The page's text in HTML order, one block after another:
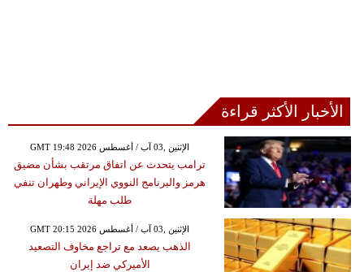
الأخبار الأكثر قراءة
GMT 19:48 2026 الإثنين ,03 آب / أغسطس
ترامب يتحدث عن اتفاق مرتقب بشأن مضيق
هرمز والبرنامج النووي الإيراني وطهران تنفي
طلب مهلة
GMT 20:15 2026 الإثنين ,03 آب / أغسطس
الذهب يصعد مع تراجع مخاوف التصعيد
الأميركي ضد إيران